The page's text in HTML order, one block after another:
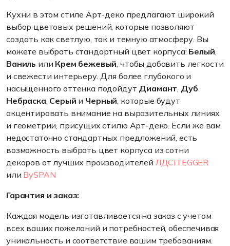
Кухни в этом стиле Арт-деко предлагают широкий
выбор цветовых решений, которые позволяют
создать как светлую, так и темную атмосферу. Вы
можете выбрать стандартный цвет корпуса: Белый,
Ваниль или Крем бежевый, чтобы добавить легкости
и свежести интерьеру. Для более глубокого и
насыщенного оттенка подойдут Диамант, Дуб
Небраска, Серый и Черный, которые будут
акцентировать внимание на выразительных линиях
и геометрии, присущих стилю Арт-деко. Если же вам
недостаточно стандартных предложений, есть
возможность выбрать цвет корпуса из сотни
декоров от лучших производителей ЛДСП EGGER
или BySPAN
Гарантия и заказ:
Каждая модель изготавливается на заказ с учетом
всех ваших пожеланий и потребностей, обеспечивая
уникальность и соответствие вашим требованиям.